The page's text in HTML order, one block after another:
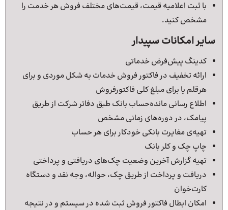
با ثبت اعلامیه قیمت، قیمت‌های مختلف فروش هر خدمت را
مشخص کنید.
سایر امکانات سپیدار
کدینگ پیش‌فرض خدماتی
ارائه تخفیف در فاکتور فروش خدمات به شکل موردی و برای
هرقلم یا برای مبلغ کلی فاکتورفروش
اطلاع‌ رسانی مانده‌حساب بانک طبق دفاتر شرکت از طریق
پیامک، در دوره‌های زمانی مشخص
تهیه‌ی مغایرت بانکی خودکار برای هر حساب
چاپ چک و کلر بانک
تهیه گزارش آخرین وضعیت چک‌های دریافتی و پرداختی
دریافت و پرداخت از طریق چک، حواله، وجه نقد و دستگاه
کارت‌خوان
امکان ابطال فاکتور فروش ثبت شده در سیستم و در نتیجه